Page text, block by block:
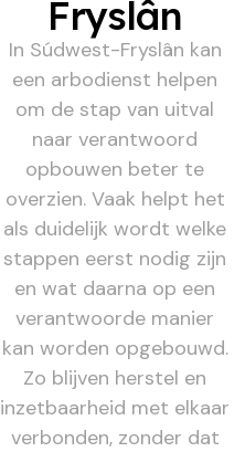
Fryslân
In Súdwest-Fryslân kan
een arbodienst helpen
om de stap van uitval
naar verantwoord
opbouwen beter te
overzien. Vaak helpt het
als duidelijk wordt welke
stappen eerst nodig zijn
en wat daarna op een
verantwoorde manier
kan worden opgebouwd.
Zo blijven herstel en
inzetbaarheid met elkaar
verbonden, zonder dat